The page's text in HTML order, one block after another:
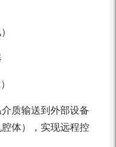
介质输送到外部设备
腔体），实现远程控